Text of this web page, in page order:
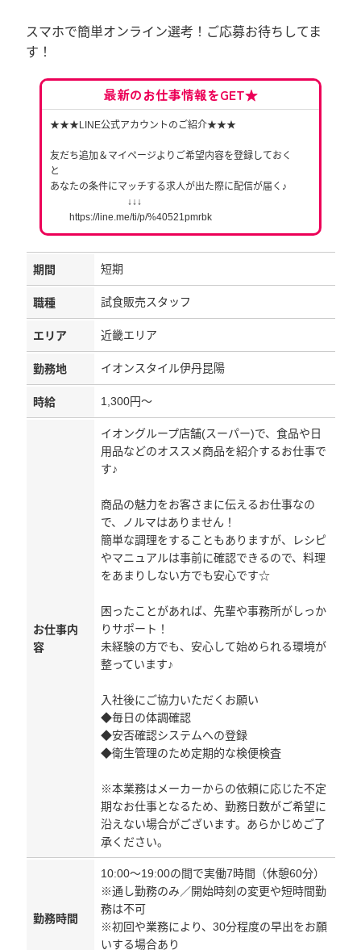
スマホで簡単オンライン選考！ご応募お待ちしてま
す！
最新のお仕事情報をGET★
★★★LINE公式アカウントのご紹介★★★
友だち追加＆マイページよりご希望内容を登録しておく
と
あなたの条件にマッチする求人が出た際に配信が届く♪
↓↓↓
https://line.me/ti/p/%40521pmrbk
期間 短期
職種 試食販売スタッフ
エリア 近畿エリア
勤務地 イオンスタイル伊丹昆陽
時給 1,300円～
お仕事内
容
イオングループ店舗(スーパー)で、食品や日
用品などのオススメ商品を紹介するお仕事で
す♪
商品の魅力をお客さまに伝えるお仕事なの
で、ノルマはありません！
簡単な調理をすることもありますが、レシピ
やマニュアルは事前に確認できるので、料理
をあまりしない方でも安心です☆
困ったことがあれば、先輩や事務所がしっか
りサポート！
未経験の方でも、安心して始められる環境が
整っています♪
入社後にご協力いただくお願い
◆毎日の体調確認
◆安否確認システムへの登録
◆衛生管理のため定期的な検便検査
※本業務はメーカーからの依頼に応じた不定
期なお仕事となるため、勤務日数がご希望に
沿えない場合がございます。あらかじめご了
承ください。
勤務時間
10:00～19:00の間で実働7時間（休憩60分）
※通し勤務のみ／開始時刻の変更や短時間勤
務は不可
※初回や業務により、30分程度の早出をお願
いする場合あり